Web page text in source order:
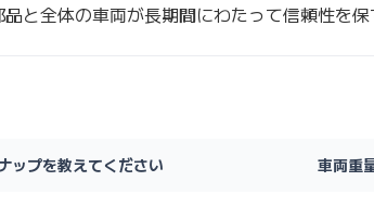
と全体の車両が長期間にわたって信頼性を保
ップを教えてください 車両重